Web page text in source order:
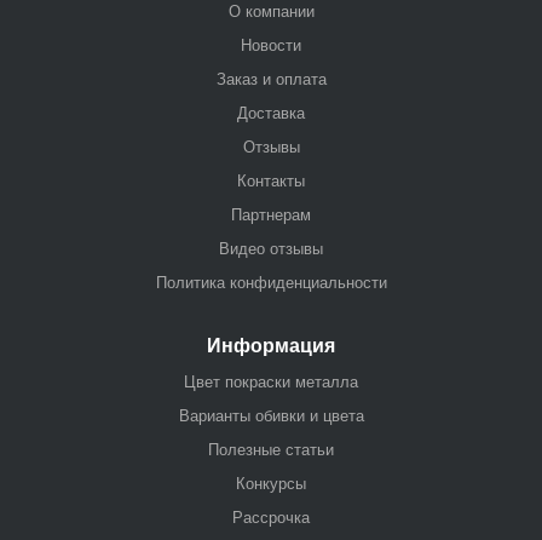
О компании
Новости
Заказ и оплата
Доставка
Отзывы
Контакты
Партнерам
Видео отзывы
Политика конфиденциальности
Информация
Цвет покраски металла
Варианты обивки и цвета
Полезные статьи
Конкурсы
Рассрочка